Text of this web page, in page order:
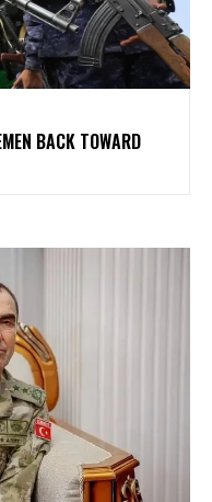
BACK TOWARD